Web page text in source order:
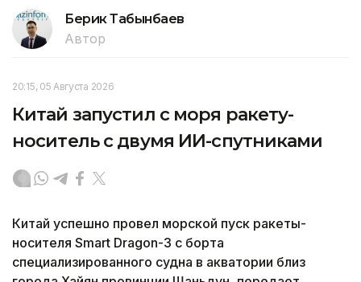
Берик Табынбаев
Автор
20:15, 05 Августа 2026
Китай запустил с моря ракету-
носитель с двумя ИИ-спутниками
Китай успешно провел морской пуск ракеты-
носителя Smart Dragon-3 с борта
специализированного судна в акватории близ